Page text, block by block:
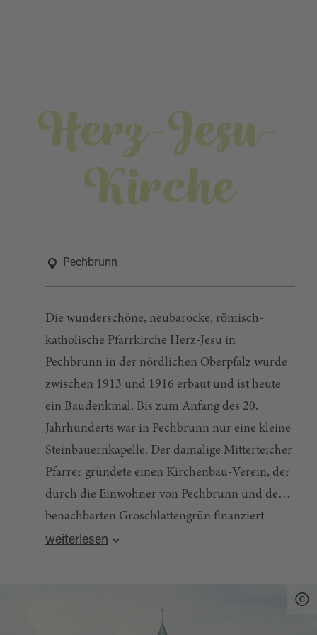
Herz-Jesu-
Kirche
Pechbrunn
Die wunderschöne, neubarocke, römisch-
katholische Pfarrkirche Herz-Jesu in
Pechbrunn in der nördlichen Oberpfalz wurde
zwischen 1913 und 1916 erbaut und ist heute
ein Baudenkmal. Bis zum Anfang des 20.
Jahrhunderts war in Pechbrunn nur eine kleine
Steinbauernkapelle. Der damalige Mitterteicher
Pfarrer gründete einen Kirchenbau-Verein, der
durch die Einwohner von Pechbrunn und dem
benachbarten Groschlattengrün finanziert
wurde. Die feierliche Grundsteinlegung durch
Pechbrunn bis in die 1960er Jahre gehörte.
weiterlesen